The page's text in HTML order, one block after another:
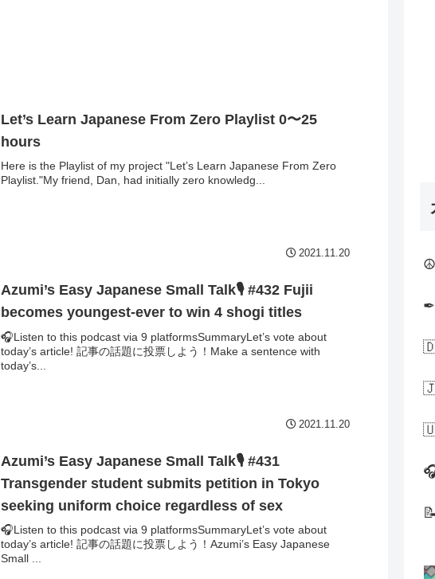
Let’s Learn Japanese From Zero Playlist 0〜25
hours
Here is the Playlist of my project "Let’s Learn Japanese From Zero
Playlist."My friend, Dan, had initially zero knowledg...
2021.11.20
Azumi’s Easy Japanese Small Talk🎙 #432 Fujii
becomes youngest-ever to win 4 shogi titles
🎧Listen to this podcast via 9 platformsSummaryLet’s vote about
today’s article! 記事の話題に投票しよう！Make a sentence with
today’s...
2021.11.20
Azumi’s Easy Japanese Small Talk🎙 #431
Transgender student submits petition in Tokyo
seeking uniform choice regardless of sex
🎧Listen to this podcast via 9 platformsSummaryLet’s vote about
today’s article! 記事の話題に投票しよう！Azumi’s Easy Japanese
Small ...
✒